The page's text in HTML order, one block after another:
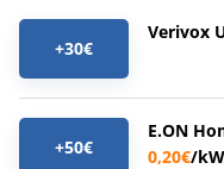
+30€
Verivox
+50€
E.ON
0,20€/